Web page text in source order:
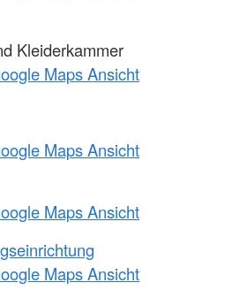
Kleiderkammer
Maps Ansicht
Maps Ansicht
Maps Ansicht
Maps Ansicht